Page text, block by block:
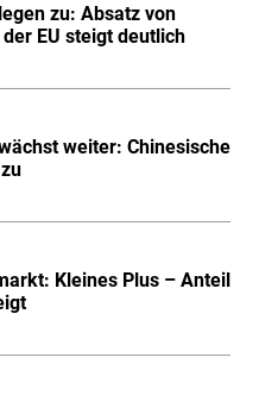
zu: Absatz von
EU steigt deutlich
weiter: Chinesische
Kleines Plus – Anteil